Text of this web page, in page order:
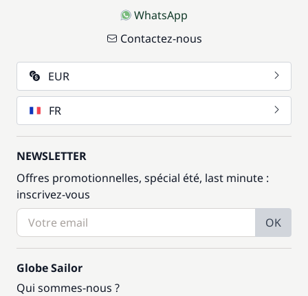
WhatsApp
Contactez-nous
EUR
FR
NEWSLETTER
Offres promotionnelles, spécial été, last minute :
inscrivez-vous
OK
Globe Sailor
Qui sommes-nous ?